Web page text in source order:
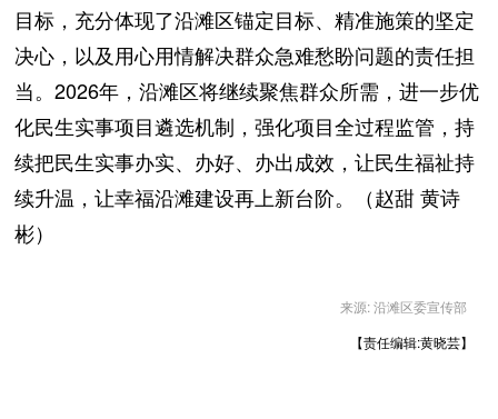
目标，充分体现了沿滩区锚定目标、精准施策的坚定
决心，以及用心用情解决群众急难愁盼问题的责任担
当。2026年，沿滩区将继续聚焦群众所需，进一步优
化民生实事项目遴选机制，强化项目全过程监管，持
续把民生实事办实、办好、办出成效，让民生福祉持
续升温，让幸福沿滩建设再上新台阶。（赵甜 黄诗
彬）
来源: 沿滩区委宣传部
【责任编辑:黄晓芸】